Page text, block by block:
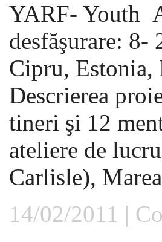
YARF- Youth
desfăşurare:
Cipru, Estonia,
Descrierea
tineri şi 12
ateliere de
Carlisle),
14/02/2011 |